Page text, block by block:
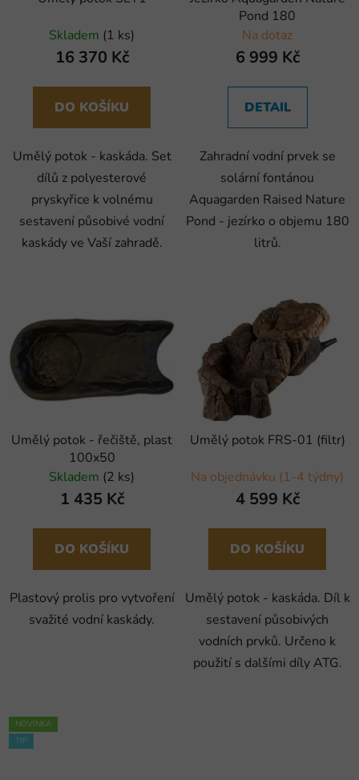
Skladem (1 ks)
16 370 Kč
DO KOŠÍKU
Umělý potok - kaskáda. Set
dílů z polyesterové
pryskyřice k volnému
sestavení působivé vodní
kaskády ve Vaší zahradě.
Pond 180
Na dotaz
6 999 Kč
DETAIL
Zahradní vodní prvek se
solární fontánou
Aquagarden Raised Nature
Pond - jezírko o objemu 180
litrů.
Umělý potok - řečiště, plast
100x50
Skladem (2 ks)
1 435 Kč
DO KOŠÍKU
Plastový prolis pro vytvoření
svažité vodní kaskády.
Umělý potok FRS-01 (filtr)
Na objednávku (1-4 týdny)
4 599 Kč
DO KOŠÍKU
Umělý potok - kaskáda. Díl k
sestavení působivých
vodních prvků. Určeno k
použití s dalšími díly ATG.
NOVINKA
TIP